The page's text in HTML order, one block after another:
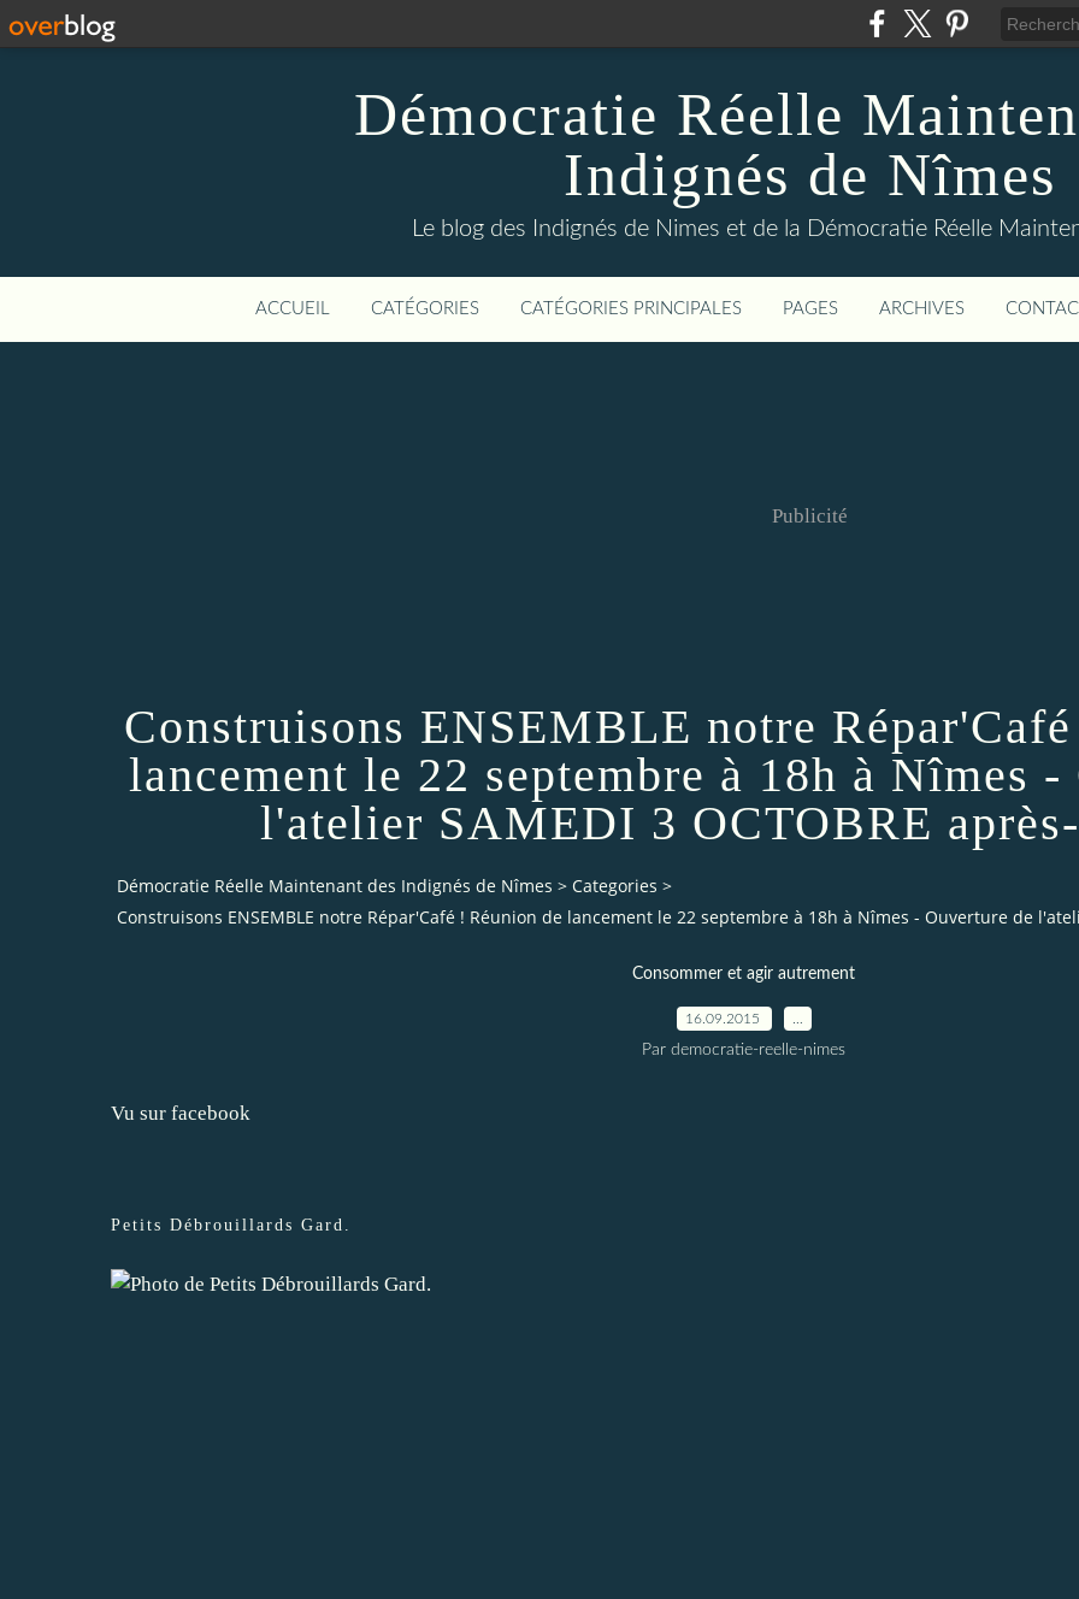
Démocratie Réelle
Indignés de Nîmes
Le blog des Indignés de Nimes et de la Démocratie Réelle
ACCUEIL CATÉGORIES CATÉGORIES PRINCIPALES PAGES ARCHIVES
Publicité
Construisons ENSEMBLE notre
lancement le 22 septembre à 18h à Nîmes
l'atelier SAMEDI 3 OCTOBRE
Démocratie Réelle Maintenant des Indignés de Nîmes > Categories >
Construisons ENSEMBLE notre Répar'Café ! Réunion de lancement le 22 septembre à 18h à Nîmes - Ouverture de
Consommer et agir autrement
16.09.2015
Par democratie-reelle-nimes
Vu sur facebook
Petits Débrouillards Gard.